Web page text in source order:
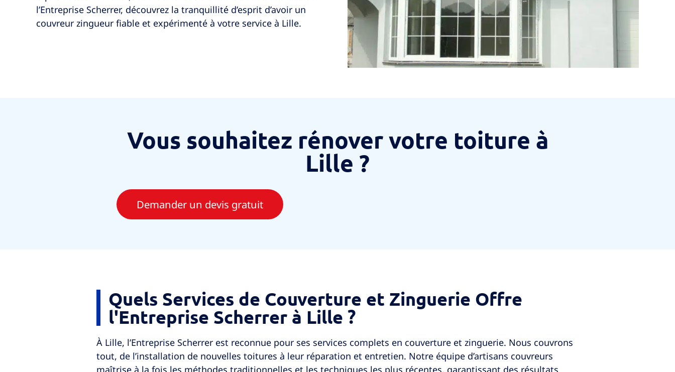
l’Entreprise Scherrer, découvrez la tranquillité d’esprit d’avoir un
couvreur zingueur fiable et expérimenté à votre service à Lille.
Vous souhaitez rénover votre toiture à
Lille ?
Demander un devis gratuit
Quels Services de Couverture et Zinguerie Offre
l'Entreprise Scherrer à Lille ?
À Lille, l’Entreprise Scherrer est reconnue pour ses services complets en couverture et zinguerie. Nous couvrons
tout, de l’installation de nouvelles toitures à leur réparation et entretien. Notre équipe d’artisans couvreurs